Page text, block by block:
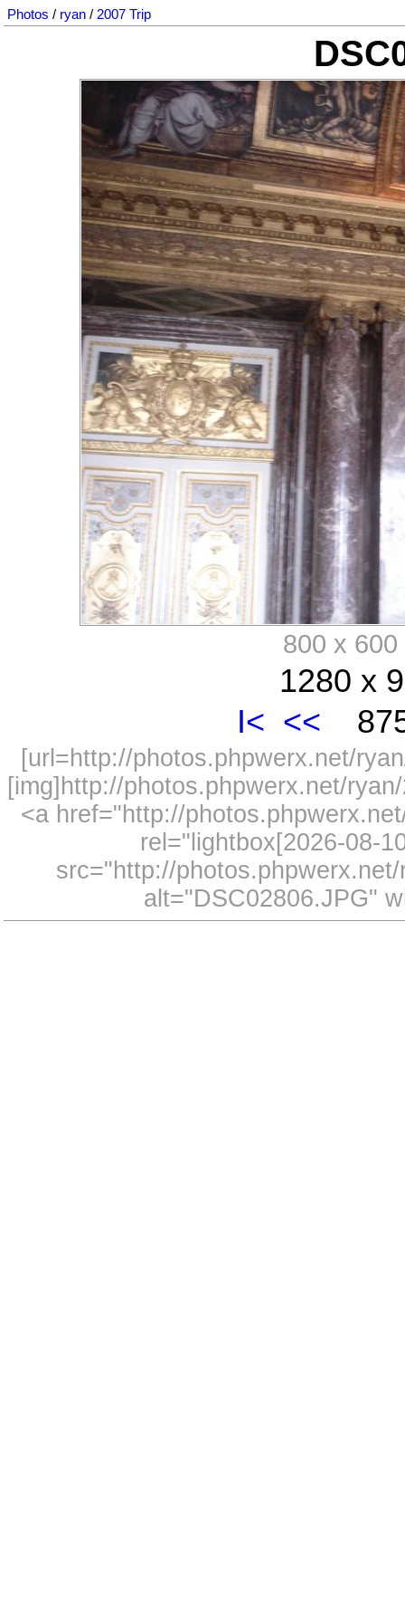
Photos / ryan / 2007 Trip
800 x
1280 x
I< <<
[url=http://photos.phpwerx.net/
[img]http://photos.phpwerx.net/
<a href="http://
rel="lightbox[2026-08-
src="http://
alt="DSC02806.JPG"